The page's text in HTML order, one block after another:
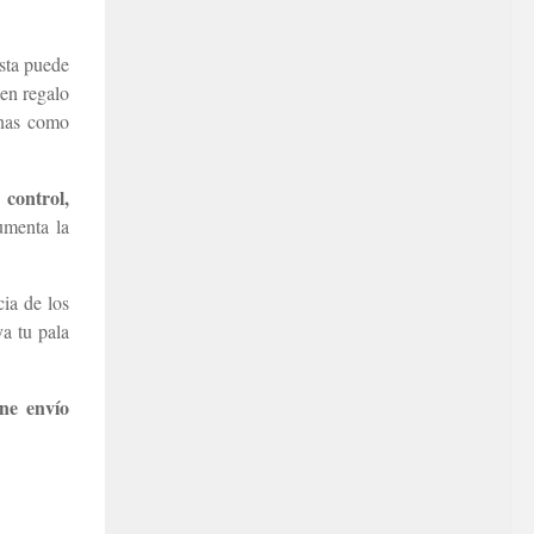
puede
regalo
como
control,
la
de los
tu pala
envío